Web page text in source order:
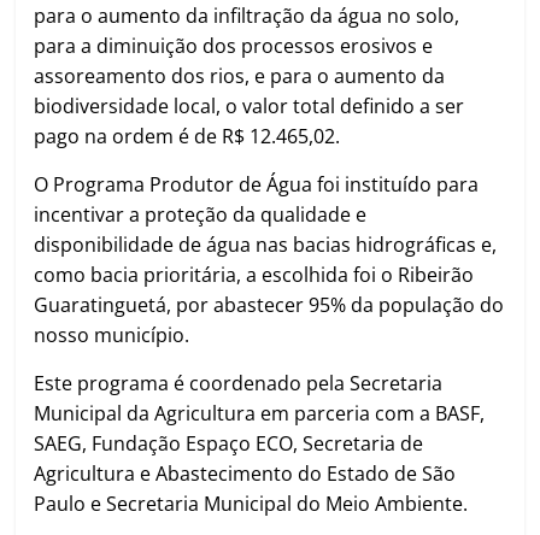
para o aumento da infiltração da água no solo,
para a diminuição dos processos erosivos e
assoreamento dos rios, e para o aumento da
biodiversidade local, o valor total definido a ser
pago na ordem é de R$ 12.465,02.
O Programa Produtor de Água foi instituído para
incentivar a proteção da qualidade e
disponibilidade de água nas bacias hidrográficas e,
como bacia prioritária, a escolhida foi o Ribeirão
Guaratinguetá, por abastecer 95% da população do
nosso município.
Este programa é coordenado pela Secretaria
Municipal da Agricultura em parceria com a BASF,
SAEG, Fundação Espaço ECO, Secretaria de
Agricultura e Abastecimento do Estado de São
Paulo e Secretaria Municipal do Meio Ambiente.